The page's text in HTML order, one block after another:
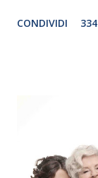
debutterà il 10
“Settembre
consecutivo. Il
CONDIVIDI